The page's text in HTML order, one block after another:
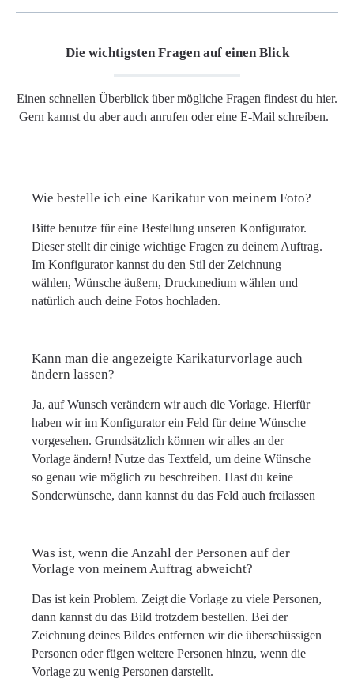
Die wichtigsten Fragen auf einen Blick
Einen schnellen Überblick über mögliche Fragen findest du hier.
Gern kannst du aber auch anrufen oder eine E-Mail schreiben.
Wie bestelle ich eine Karikatur von meinem Foto?
Bitte benutze für eine Bestellung unseren Konfigurator.
Dieser stellt dir einige wichtige Fragen zu deinem Auftrag.
Im Konfigurator kannst du den Stil der Zeichnung
wählen, Wünsche äußern, Druckmedium wählen und
natürlich auch deine Fotos hochladen.
Kann man die angezeigte Karikaturvorlage auch
ändern lassen?
Ja, auf Wunsch verändern wir auch die Vorlage. Hierfür
haben wir im Konfigurator ein Feld für deine Wünsche
vorgesehen. Grundsätzlich können wir alles an der
Vorlage ändern! Nutze das Textfeld, um deine Wünsche
so genau wie möglich zu beschreiben. Hast du keine
Sonderwünsche, dann kannst du das Feld auch freilassen
Was ist, wenn die Anzahl der Personen auf der
Vorlage von meinem Auftrag abweicht?
Das ist kein Problem. Zeigt die Vorlage zu viele Personen,
dann kannst du das Bild trotzdem bestellen. Bei der
Zeichnung deines Bildes entfernen wir die überschüssigen
Personen oder fügen weitere Personen hinzu, wenn die
Vorlage zu wenig Personen darstellt.